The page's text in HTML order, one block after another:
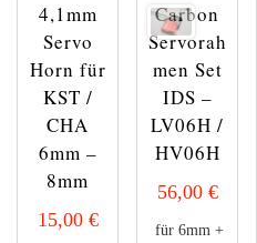
4,1mm
Servo
Horn für
KST /
CHA
6mm –
8mm
15,00 €
Carbon
Servorah
men Set
IDS –
LV06H /
HV06H
56,00 €
für 6mm +